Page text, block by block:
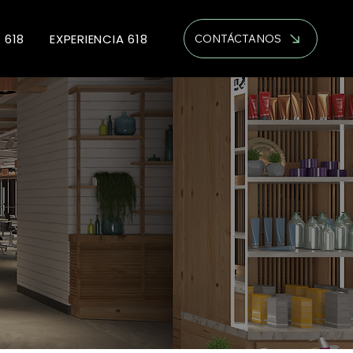
618 EXPERIENCIA 618 CONTÁCTANOS